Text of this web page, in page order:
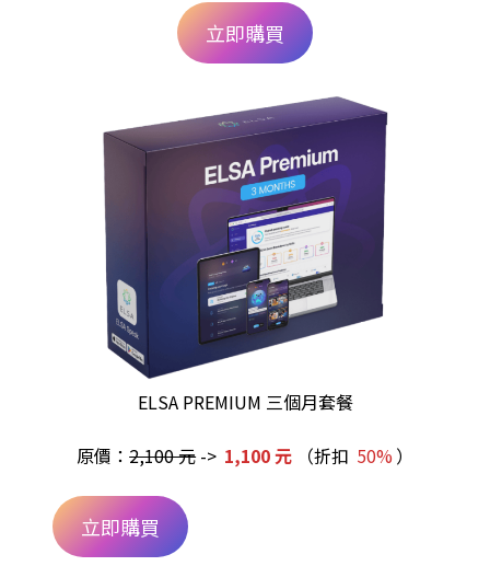
立即購買
ELSA PREMIUM 三個月套餐
原價：2,100 元-> 1,100 元 （折扣 50% ）
立即購買